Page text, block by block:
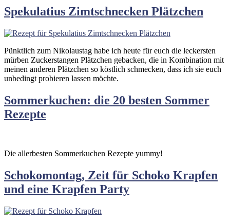
Spekulatius Zimtschnecken Plätzchen
Pünktlich zum Nikolaustag habe ich heute für euch die leckersten
mürben Zuckerstangen Plätzchen gebacken, die in Kombination mit
meinen anderen Plätzchen so köstlich schmecken, dass ich sie euch
unbedingt probieren lassen möchte.
Sommerkuchen: die 20 besten Sommer
Rezepte
Die allerbesten Sommerkuchen Rezepte yummy!
Schokomontag, Zeit für Schoko Krapfen
und eine Krapfen Party